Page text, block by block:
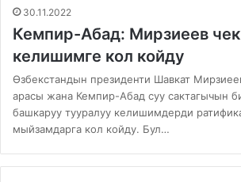
30.11.2022
Кемпир-Абад: Мирзиеев
келишимге кол койду
Өзбекстандын президенти Шавкат
арасы жана Кемпир-Абад суу сактагычын
башкаруу тууралуу келишимдерди
мыйзамдарга кол койду. Бул…